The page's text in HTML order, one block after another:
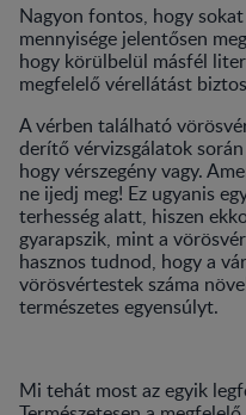
Nagyon fontos, hogy
mennyisége jelentősen
hogy körülbelül másfél
megfelelő vérellátást
A vérben található
derítő vérvizsgálatok
hogy vérszegény vagy.
ne ijedj meg! Ez ugyanis
terhesség alatt, hiszen
gyarapszik, mint a
hasznos tudnod, hogy a
vörösvértestek száma
természetes egyensúlyt.
Mi tehát most az egyik